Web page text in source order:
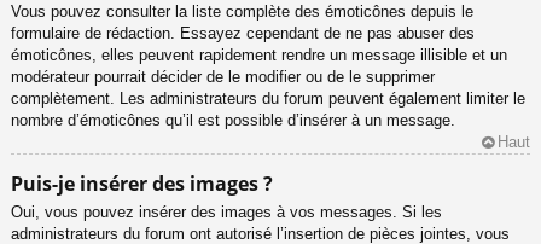
Vous pouvez consulter la liste complète des émoticônes depuis le
formulaire de rédaction. Essayez cependant de ne pas abuser des
émoticônes, elles peuvent rapidement rendre un message illisible et un
modérateur pourrait décider de le modifier ou de le supprimer
complètement. Les administrateurs du forum peuvent également limiter le
nombre d’émoticônes qu’il est possible d’insérer à un message.
Haut
Puis-je insérer des images ?
Oui, vous pouvez insérer des images à vos messages. Si les
administrateurs du forum ont autorisé l’insertion de pièces jointes, vous